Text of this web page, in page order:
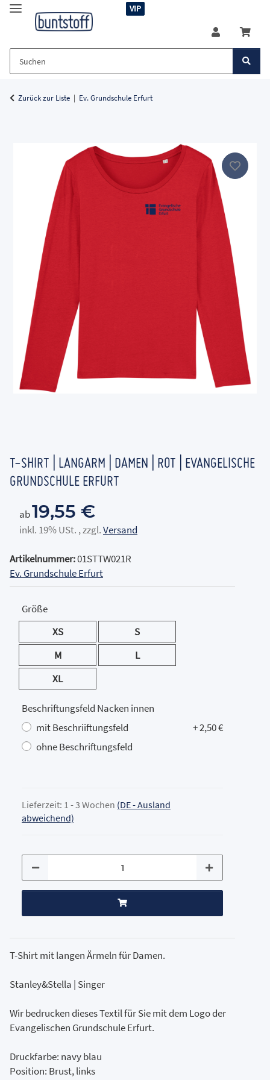
VIP
Zurück zur Liste Ev. Grundschule Erfurt
T-SHIRT | LANGARM | DAMEN | ROT | EVANGELISCHE
GRUNDSCHULE ERFURT
ab19,55 €
inkl. 19% USt. , zzgl.Versand
Artikelnummer:01STTW021R
Ev. Grundschule Erfurt
Größe
XSXS SS
MM LL
XLXL
Beschriftungsfeld Nacken innen
mit Beschriiftungsfeld
+ 2,50 €
ohne Beschriftungsfeld
Lieferzeit: 1 - 3 Wochen (DE - Ausland
abweichend)
T-Shirt mit langen Ärmeln für Damen.
Stanley&Stella | Singer
Wir bedrucken dieses Textil für Sie mit dem Logo der
Evangelischen Grundschule Erfurt.
Druckfarbe: navy blau
Position: Brust, links